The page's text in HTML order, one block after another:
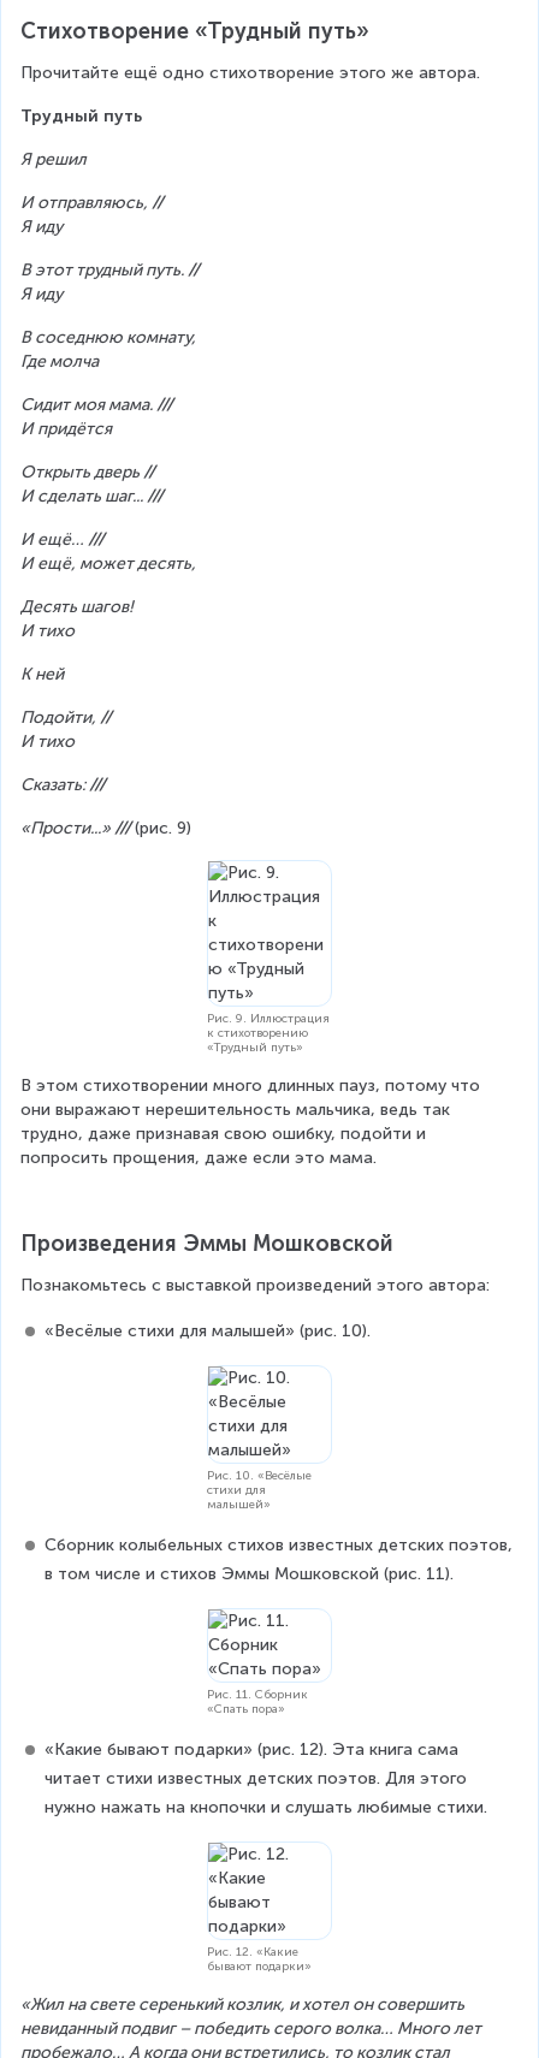
Стихотворение «Трудный путь»
Прочитайте ещё одно стихотворение этого же автора.
Трудный путь
Я решил
И отправляюсь, //
Я иду
В этот трудный путь. //
Я иду
В соседнюю комнату,
Где молча
Сидит моя мама. ///
И придётся
Открыть дверь //
И сделать шаг... ///
И ещё… ///
И ещё, может десять,
Десять шагов!
И тихо
К ней
Подойти, //
И тихо
Сказать: ///
«Прости...» /// (рис. 9)
Рис. 9. Иллюстрация
к стихотворению
«Трудный путь»
В этом стихотворении много длинных пауз, потому что
они выражают нерешительность мальчика, ведь так
трудно, даже признавая свою ошибку, подойти и
попросить прощения, даже если это мама.
Произведения Эммы Мошковской
Познакомьтесь с выставкой произведений этого автора:
«Весёлые стихи для малышей» (рис. 10).
Рис. 10. «Весёлые
стихи для
малышей»
Сборник колыбельных стихов известных детских поэтов,
в том числе и стихов Эммы Мошковской (рис. 11).
Рис. 11. Сборник
«Спать пора»
«Какие бывают подарки» (рис. 12). Эта книга сама
читает стихи известных детских поэтов. Для этого
нужно нажать на кнопочки и слушать любимые стихи.
Рис. 12. «Какие
бывают подарки»
«Жил на свете серенький козлик, и хотел он совершить
невиданный подвиг – победить серого волка… Много лет
пробежало… А когда они встретились, то козлик стал